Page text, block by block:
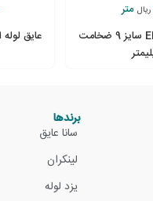
ریال متر
عایق لوله ای EPDM سایز 9 ضخامت
برندها
سانا عایق
لینکران
یزد لوله